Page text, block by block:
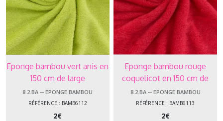
Eponge bambou vert anis en
150 cm de large
8.2.BA -- EPONGE BAMBOU
RÉFÉRENCE : BAMB6112
2€
Eponge bambou rouge
coquelicot en 150 cm de
large
8.2.BA -- EPONGE BAMBOU
RÉFÉRENCE : BAMB6113
2€